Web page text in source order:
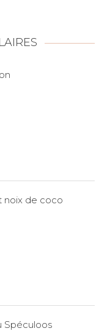
noix de coco
Spéculoos